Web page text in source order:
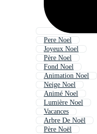
Pere Noel
Joyeux Noel
Père Noel
Fond Noel
Animation Noel
Neige Noel
Animé Noel
Lumière Noel
Vacances
Arbre De Noël
Père Noël